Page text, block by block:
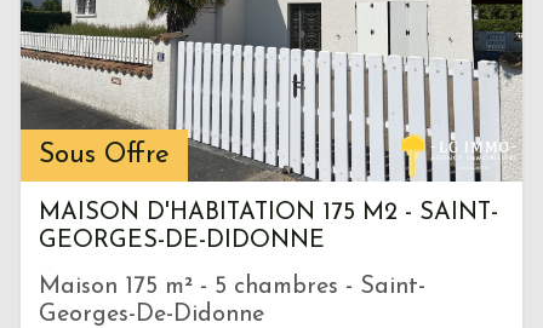
Sous Offre
MAISON D'HABITATION 175 M2 - SAINT-
GEORGES-DE-DIDONNE
Maison 175 m² - 5 chambres - Saint-
Georges-De-Didonne